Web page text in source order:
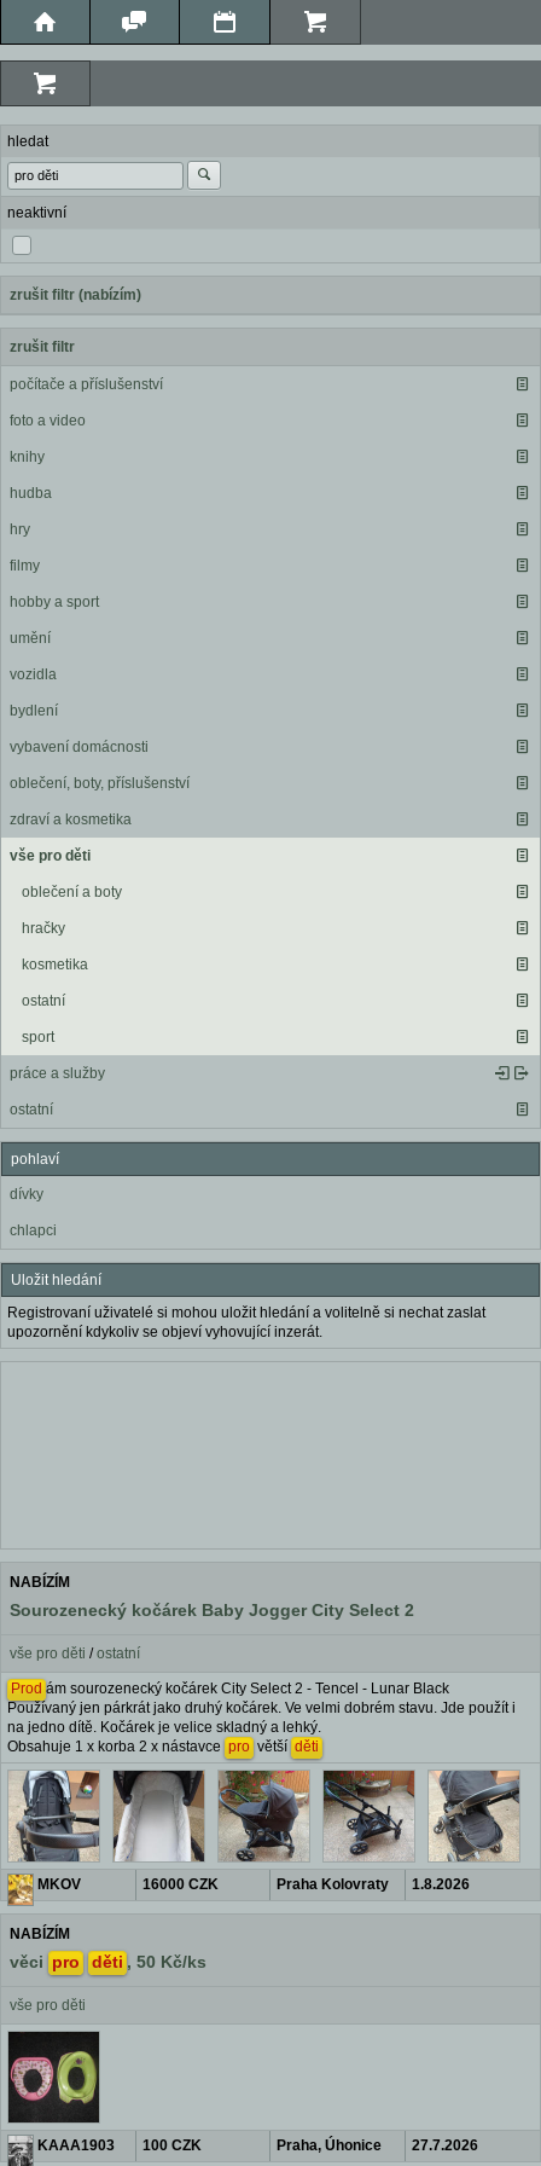
hledat
neaktivní
zrušit filtr (nabízím)
zrušit filtr
počítače a příslušenství
foto a video
knihy
hudba
hry
filmy
hobby a sport
umění
vozidla
bydlení
vybavení domácnosti
oblečení, boty, příslušenství
zdraví a kosmetika
vše pro děti
oblečení a boty
hračky
kosmetika
ostatní
sport
práce a služby
ostatní
pohlaví
dívky
chlapci
Uložit hledání
Registrovaní uživatelé si mohou uložit hledání a volitelně si nechat zaslat
upozornění kdykoliv se objeví vyhovující inzerát.
NABÍZÍM
Sourozenecký kočárek Baby Jogger City Select 2
vše pro děti /ostatní
Prod ám sourozenecký kočárek City Select 2 - Tencel - Lunar Black
Používaný jen párkrát jako druhý kočárek. Ve velmi dobrém stavu. Jde použít i
na jedno dítě. Kočárek je velice skladný a lehký.
Obsahuje 1 x korba 2 x nástavce pro větší děti
MKOV 16000 CZK Praha Kolovraty 1.8.2026
NABÍZÍM
věci pro děti , 50 Kč/ks
vše pro děti
KAAA1903 100 CZK Praha, Úhonice 27.7.2026